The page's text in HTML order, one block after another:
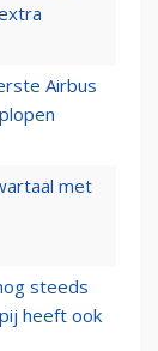
Airbus
met
steeds
heeft ook